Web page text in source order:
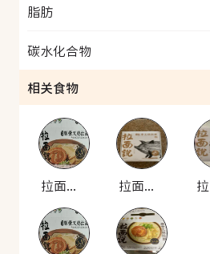
脂肪
碳水化合物
相关食物
拉面说 招牌豚骨叉烧拉面 拉面说 招牌豚骨叉烧拉面